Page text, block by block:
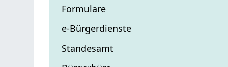
Formulare
e-Bürgerdienste
Standesamt